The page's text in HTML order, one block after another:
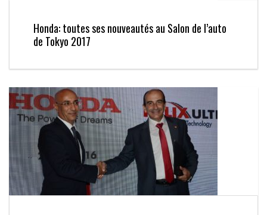
Honda: toutes ses nouveautés au Salon de l’auto
de Tokyo 2017